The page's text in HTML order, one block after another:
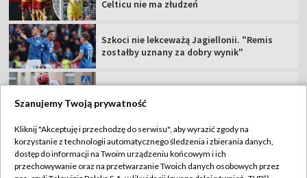
Lech musi uważać. KI Klaksvik już
TVP
Abonament TVP
Regulamin TVP
Szanujemy Twoją prywatność
Kliknij "Akceptuję i przechodzę do serwisu", aby wyrazić zgody na
korzystanie z technologii automatycznego śledzenia i zbierania danych,
dostęp do informacji na Twoim urządzeniu końcowym i ich
przechowywanie oraz na przetwarzanie Twoich danych osobowych przez